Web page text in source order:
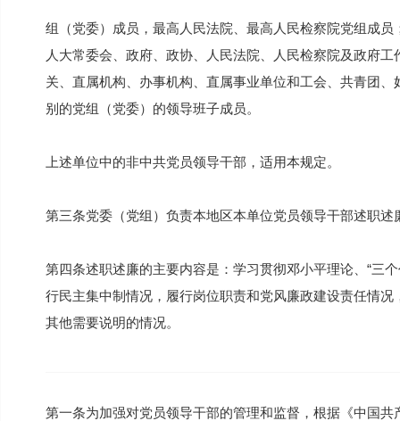
组（党委）成员，最高人民法院、最高人民检察院党组成
人大常委会、政府、政协、人民法院、人民检察院及政府
关、直属机构、办事机构、直属事业单位和工会、共青团
别的党组（党委）的领导班子成员。
上述单位中的非中共党员领导干部，适用本规定。
第三条党委（党组）负责本地区本单位党员领导干部述职述
第四条述职述廉的主要内容是：学习贯彻邓小平理论、“三
行民主集中制情况，履行岗位职责和党风廉政建设责任情
其他需要说明的情况。
第一条为加强对党员领导干部的管理和监督，根据《中国